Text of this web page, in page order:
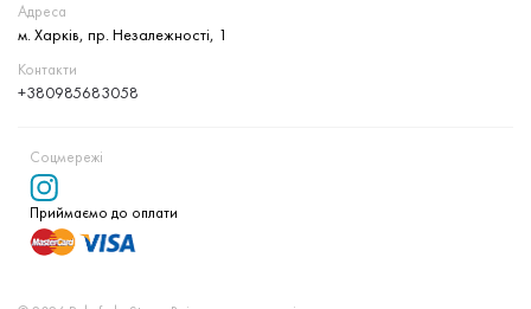
Адреса
м. Харків, пр. Незалежності, 1
Контакти
+380985683058
Соцмережі
Приймаємо до оплати